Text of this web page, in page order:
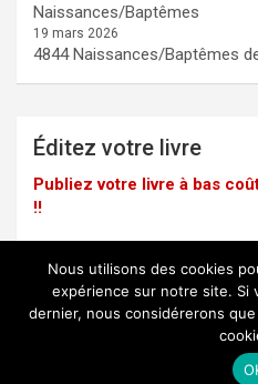
Naissances/Baptêmes
19 mars 2026
4844 Naissances/Baptêmes
Éditez votre livre
Publiez votre livre à bas
!!
Mentions
Copyright © 2025
Nous utilisons des cookies
expérience sur notre site. Si
dernier, nous considérerons